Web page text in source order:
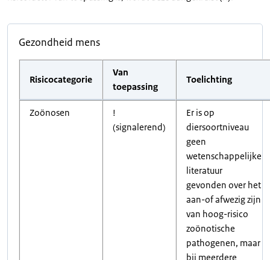
Gezondheid mens
Risicocategorie
Van
toepassing
Toelichting
Zoönosen
!
(signalerend)
Er is op
diersoortniveau
geen
wetenschappelijke
literatuur
gevonden over het
aan-of afwezig zijn
van hoog-risico
zoönotische
pathogenen, maar
bij meerdere